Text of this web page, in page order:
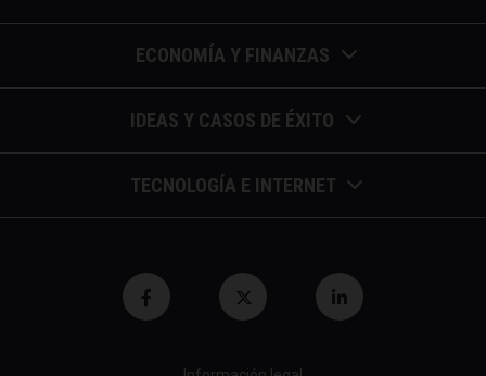
ECONOMÍA Y FINANZAS
Barómetros de sueldos
Economía colaborativa
Economía para Pymes
IDEAS Y CASOS DE ÉXITO
Calendario de eventos
Casos de éxito
Entrevistas / autores
Gestión y liderazgo
TECNOLOGÍA E INTERNET
Blockchain y similares